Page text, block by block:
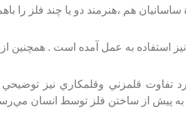
ساسانيان‌ هم‌ ،هنرمند دو يا چند فلز
استفاده‌ به‌ عمل‌ آمده‌ است‌ .
تفاوت‌ قلمزني‌ وقلمكاري‌ نيز
پيش‌ از ساختن‌ فلز توسط‌ انسان‌